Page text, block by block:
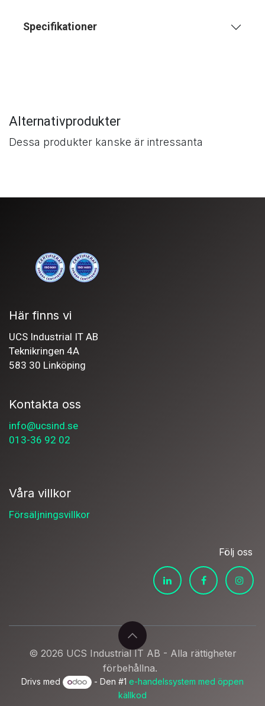
Specifikationer
Alternativprodukter
Dessa produkter kanske är intressanta
Här finns vi
UCS Industrial IT AB
Teknikringen 4A
583 30 Linköping
Kontakta oss
info@ucsind.se
013-36 92 02
Våra villkor
Försäljningsvillkor
Följ oss
© 2026 UCS Industrial IT AB - Alla rättigheter
förbehållna.
Drivs med - Den #1 e-handelssystem med öppen
källkod